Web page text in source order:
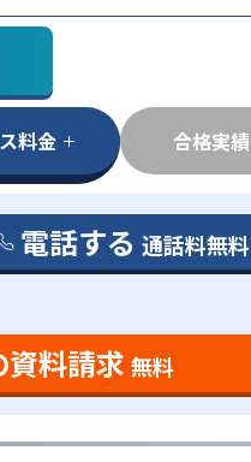
料金 合格実績
電話する 通話料無料
料請求 無料